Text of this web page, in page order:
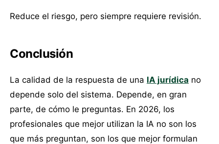
Reduce el riesgo, pero siempre requiere revisión.
Conclusión
La calidad de la respuesta de una IA jurídica no
depende solo del sistema. Depende, en gran
parte, de cómo le preguntas. En 2026, los
profesionales que mejor utilizan la IA no son los
que más preguntan, son los que mejor formulan